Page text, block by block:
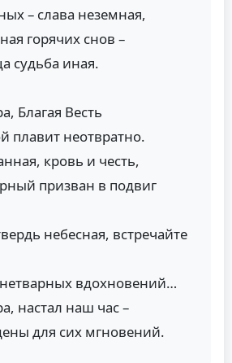
– слава неземная,
горячих снов –
судьба иная.
Благая Весть
плавит неотвратно.
кровь и честь,
призван в подвиг
небесная, встречайте
вдохновений…
настал наш час –
для сих мгновений.